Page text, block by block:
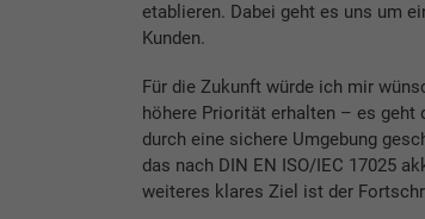
etablieren. Dabei geht es uns um
Kunden.
Für die Zukunft würde ich mir
höhere Priorität erhalten – es geht
durch eine sichere Umgebung
das nach DIN EN ISO/IEC 17025
weiteres klares Ziel ist der